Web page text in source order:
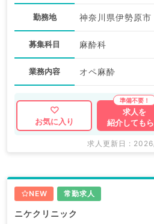
勤務地 神奈川県伊勢原市
募集科目 麻酔科
業務内容 オペ麻酔
お気に入り
求人を
紹介しても
求人更新日 :
NEW 常勤求人
ニケクリニック